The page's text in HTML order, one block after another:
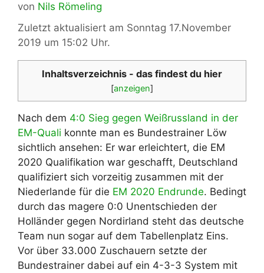
von Nils Römeling
Zuletzt aktualisiert am Sonntag 17.November
2019 um 15:02 Uhr.
Inhaltsverzeichnis - das findest du hier
[anzeigen]
Nach dem 4:0 Sieg gegen Weißrussland in der
EM-Quali konnte man es Bundestrainer Löw
sichtlich ansehen: Er war erleichtert, die EM
2020 Qualifikation war geschafft, Deutschland
qualifiziert sich vorzeitig zusammen mit der
Niederlande für die EM 2020 Endrunde. Bedingt
durch das magere 0:0 Unentschieden der
Holländer gegen Nordirland steht das deutsche
Team nun sogar auf dem Tabellenplatz Eins.
Vor über 33.000 Zuschauern setzte der
Bundestrainer dabei auf ein 4-3-3 System mit